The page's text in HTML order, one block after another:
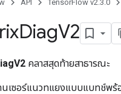
API TensorFlow v2.3.0
DiagV2
คลาสสุดท้ายสาธารณะ
นเซอร์แนวทแยงแบบแบทช์พ